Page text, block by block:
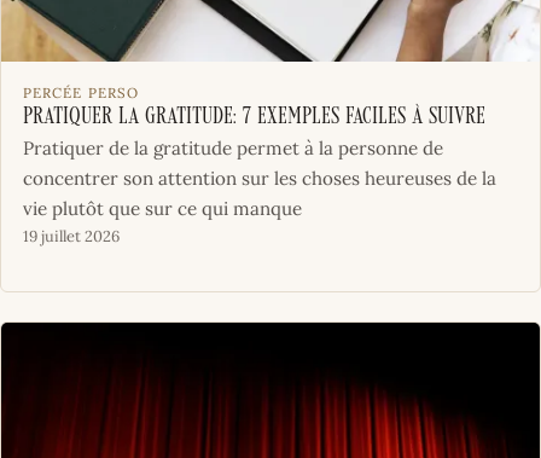
PERCÉE PERSO
Pratiquer la gratitude: 7 exemples faciles à suivre
Pratiquer de la gratitude permet à la personne de
concentrer son attention sur les choses heureuses de la
vie plutôt que sur ce qui manque
19 juillet 2026